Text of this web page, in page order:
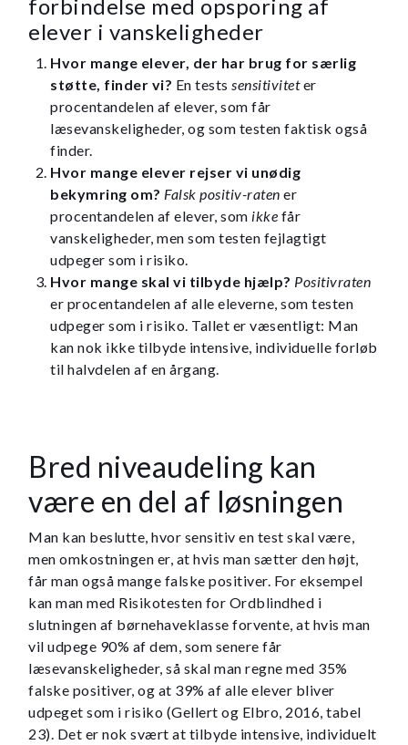
forbindelse med opsporing af
elever i vanskeligheder
Hvor mange elever, der har brug for særlig
støtte, finder vi? En tests sensitiviteter
procentandelen af elever, som får
læsevanskeligheder, og som testen faktisk også
finder.
Hvor mange elever rejser vi unødig
bekymring om? Falsk positiv-raten er
procentandelen af elever, som ikke får
vanskeligheder, men som testen fejlagtigt
udpeger som i risiko.
Hvor mange skal vi tilbyde hjælp? Positivraten
er procentandelen af alle eleverne, som testen
udpeger som i risiko. Tallet er væsentligt: Man
kan nok ikke tilbyde intensive, individuelle forløb
til halvdelen af en årgang.
Bred niveaudeling kan
være en del af løsningen
Man kan beslutte, hvor sensitiv en test skal være,
men omkostningen er, at hvis man sætter den højt,
får man også mange falske positiver. For eksempel
kan man med Risikotesten for Ordblindhed i
slutningen af børnehaveklasse forvente, at hvis man
vil udpege 90% af dem, som senere får
læsevanskeligheder, så skal man regne med 35%
falske positiver, og at 39% af alle elever bliver
udpeget som i risiko (Gellert og Elbro, 2016, tabel
23). Det er nok svært at tilbyde intensive, individuelt